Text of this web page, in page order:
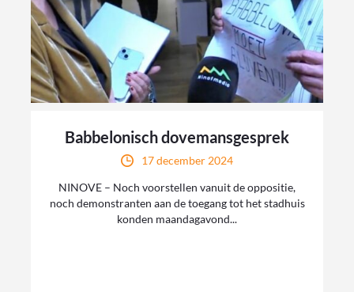
Babbelonisch dovemansgesprek
17 december 2024
NINOVE – Noch voorstellen vanuit de oppositie,
noch demonstranten aan de toegang tot het stadhuis
konden maandagavond...